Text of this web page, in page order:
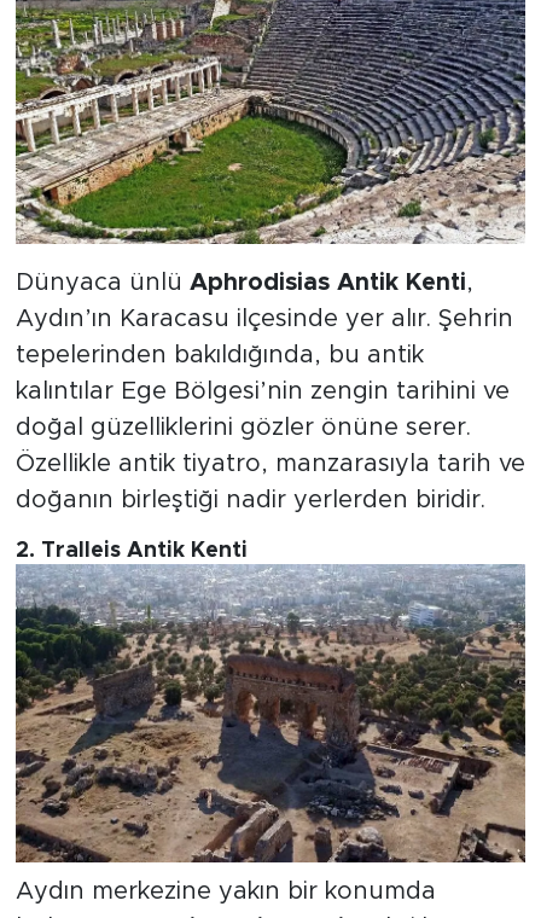
Dünyaca ünlü Aphrodisias Antik Kenti,
Aydın’ın Karacasu ilçesinde yer alır. Şehrin
tepelerinden bakıldığında, bu antik
kalıntılar Ege Bölgesi’nin zengin tarihini ve
doğal güzelliklerini gözler önüne serer.
Özellikle antik tiyatro, manzarasıyla tarih ve
doğanın birleştiği nadir yerlerden biridir.
2. Tralleis Antik Kenti
Aydın merkezine yakın bir konumda